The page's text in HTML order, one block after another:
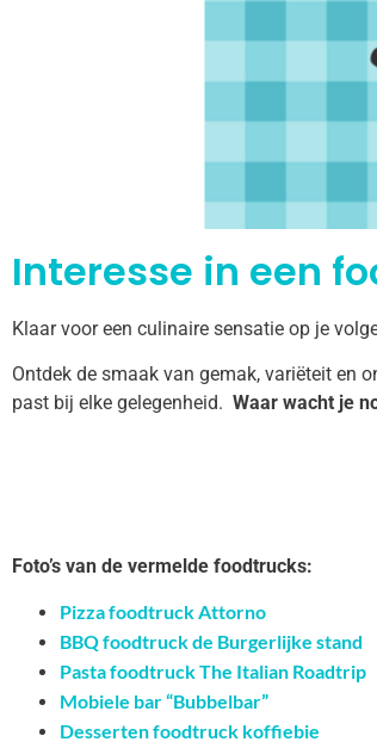
Interesse in een
Klaar voor een culinaire sensatie op je
Ontdek de smaak van gemak, variëteit en
past bij elke gelegenheid. Waar wacht je
Foto’s van de vermelde foodtrucks:
Pizza foodtruck Attorno
BBQ foodtruck de Burgerlijke stand
Pasta foodtruck The Italian Roadtrip
Mobiele bar “Bubbelbar”
Desserten foodtruck koffiebie